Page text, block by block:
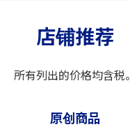
店铺推荐
所有列出的价格均含税。
原创商品